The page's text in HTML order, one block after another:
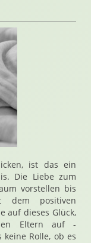
ist das ein
Die Liebe zum
vorstellen bis
positiven
auf dieses Glück,
Eltern auf -
Rolle, ob es